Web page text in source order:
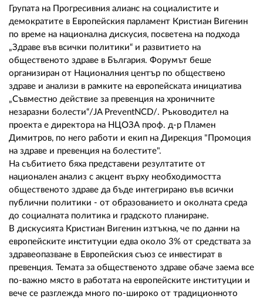
Групата на Прогресивния алианс на социалистите и
демократите в Европейския парламент Кристиан Вигенин
по време на национална дискусия, посветена на подхода
„Здраве във всички политики“ и развитието на
общественото здраве в България. Форумът беше
организиран от Националния център по обществено
здраве и анализи в рамките на европейската инициатива
„Съвместно действие за превенция на хроничните
незаразни болести“/JA PreventNCD/. Ръководител на
проекта е директора на НЦОЗА проф. д-р Пламен
Димитров, по него работи и екип на Дирекция "Промоция
на здраве и превенция на болестите".
На събитието бяха представени резултатите от
национален анализ с акцент върху необходимостта
общественото здраве да бъде интегрирано във всички
публични политики - от образованието и околната среда
до социалната политика и градското планиране.
В дискусията Кристиан Вигенин изтъкна, че по данни на
европейските институции едва около 3% от средствата за
здравеопазване в Европейския съюз се инвестират в
превенция. Темата за общественото здраве обаче заема все
по-важно място в работата на европейските институции и
вече се разглежда много по-широко от традиционното